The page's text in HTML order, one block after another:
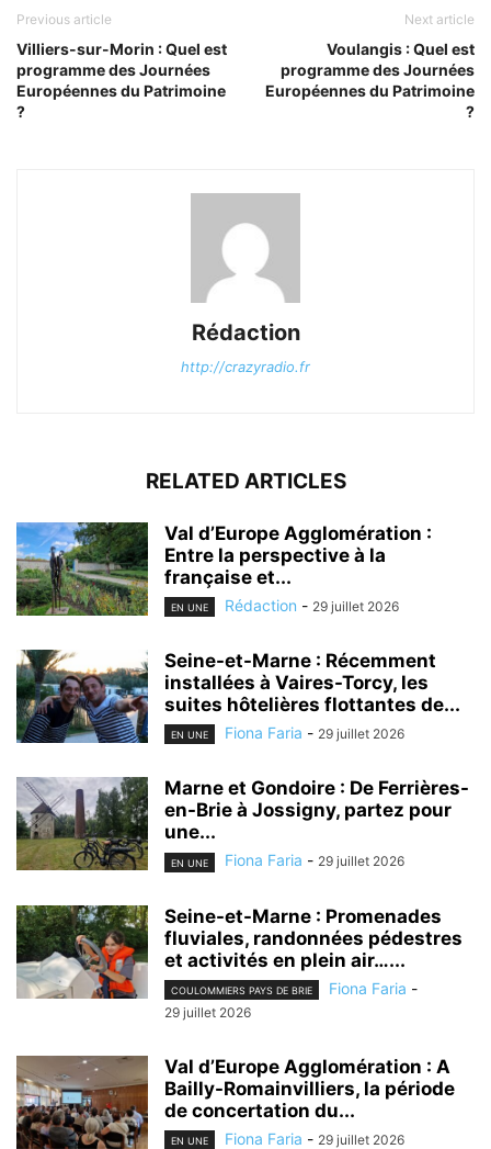
Previous article
Villiers-sur-Morin : Quel est
programme des Journées
Européennes du Patrimoine
?
Next article
Voulangis : Quel est
programme des Journées
Européennes du Patrimoine
?
Rédaction
http://crazyradio.fr
RELATED ARTICLES
Val d’Europe Agglomération :
Entre la perspective à la
française et...
EN UNE Rédaction - 29 juillet 2026
Seine-et-Marne : Récemment
installées à Vaires-Torcy, les
suites hôtelières flottantes de...
EN UNE Fiona Faria - 29 juillet 2026
Marne et Gondoire : De Ferrières-
en-Brie à Jossigny, partez pour
une...
EN UNE Fiona Faria - 29 juillet 2026
Seine-et-Marne : Promenades
fluviales, randonnées pédestres
et activités en plein air…...
COULOMMIERS PAYS DE BRIE Fiona Faria -
29 juillet 2026
Val d’Europe Agglomération : A
Bailly-Romainvilliers, la période
de concertation du...
EN UNE Fiona Faria - 29 juillet 2026